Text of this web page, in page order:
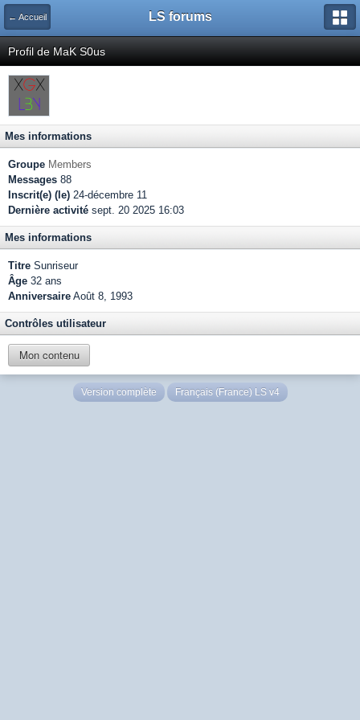
← Accueil LS forums
Profil de MaK S0us
Mes informations
Groupe Members
Messages 88
Inscrit(e) (le) 24-décembre 11
Dernière activité sept. 20 2025 16:03
Mes informations
Titre Sunriseur
Âge 32 ans
Anniversaire Août 8, 1993
Contrôles utilisateur
Mon contenu
Version complète Français (France) LS v4